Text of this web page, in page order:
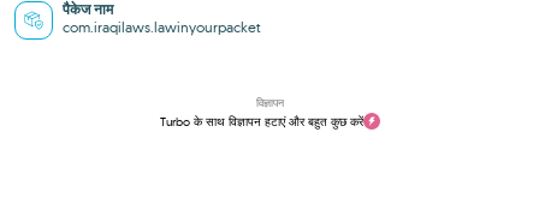
पैकेज नाम
com.iraqilaws.lawinyourpacket
विज्ञापन
Turbo के साथ विज्ञापन हटाएं और बहुत कुछ करें